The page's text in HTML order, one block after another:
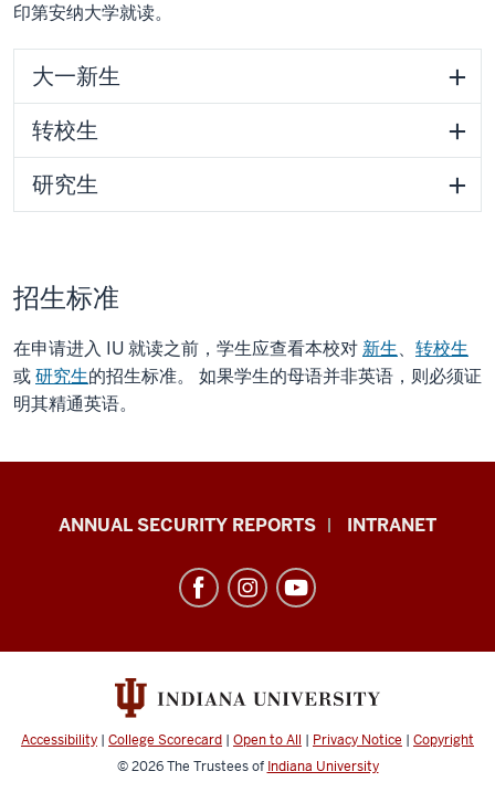
印第安纳大学就读。
大一新生
转校生
研究生
招生标准
在申请进入 IU 就读之前，学生应查看本校对 新生、 转校生
或研究生的招生标准。 如果学生的母语并非英语，则必须证
明其精通英语。
Office
International
resources
media
channels
ANNUAL SECURITY REPORTS INTRANET
Accessibility | College Scorecard | Open to All | Privacy Notice | Copyright
© 2026The Trustees of Indiana University